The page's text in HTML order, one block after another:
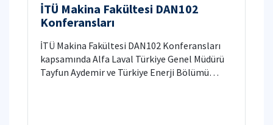
İTÜ Makina Fakültesi DAN102
Konferansları
İTÜ Makina Fakültesi DAN102 Konferansları
kapsamında Alfa Laval Türkiye Genel Müdürü
Tayfun Aydemir ve Türkiye Enerji Bölümü